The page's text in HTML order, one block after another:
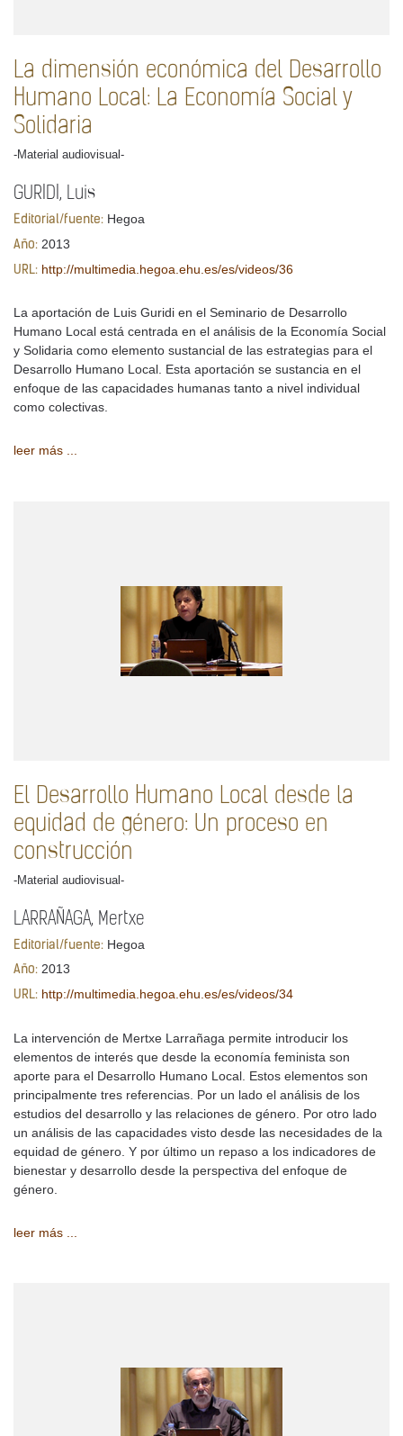
La dimensión económica del Desarrollo
Humano Local: La Economía Social y
Solidaria
-Material audiovisual-
GURIDI, Luis
Editorial/fuente: Hegoa
Año: 2013
URL: http://multimedia.hegoa.ehu.es/es/videos/36
La aportación de Luis Guridi en el Seminario de Desarrollo
Humano Local está centrada en el análisis de la Economía Social
y Solidaria como elemento sustancial de las estrategias para el
Desarrollo Humano Local. Esta aportación se sustancia en el
enfoque de las capacidades humanas tanto a nivel individual
como colectivas.
leer más ...
El Desarrollo Humano Local desde la
equidad de género: Un proceso en
construcción
-Material audiovisual-
LARRAÑAGA, Mertxe
Editorial/fuente: Hegoa
Año: 2013
URL: http://multimedia.hegoa.ehu.es/es/videos/34
La intervención de Mertxe Larrañaga permite introducir los
elementos de interés que desde la economía feminista son
aporte para el Desarrollo Humano Local. Estos elementos son
principalmente tres referencias. Por un lado el análisis de los
estudios del desarrollo y las relaciones de género. Por otro lado
un análisis de las capacidades visto desde las necesidades de la
equidad de género. Y por último un repaso a los indicadores de
bienestar y desarrollo desde la perspectiva del enfoque de
género.
leer más ...